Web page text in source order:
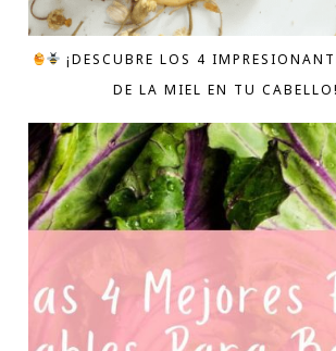
¡DESCUBRE LOS 4
DE LA MIEL EN TU CABELLO!